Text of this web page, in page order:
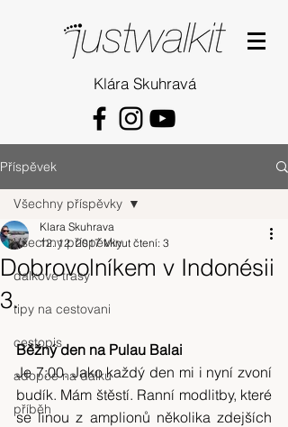
Klára Skuhravá
Příspěvek
Všechny příspěvky
dalkove trasy
tipy na cestovani
cestopis
adopce na dálku
příběh
Všechny příspěvky
Dobrovolníkem v Indonésii
3.
Klara Skuhrava
12. 12. 2017 Minut čtení: 3
Běžný den na Pulau Balai
Je 7:00. Jako každý den mi i nyní zvoní
budík. Mám štěstí. Ranní modlitby, které
se linou z amplionů několika zdejších